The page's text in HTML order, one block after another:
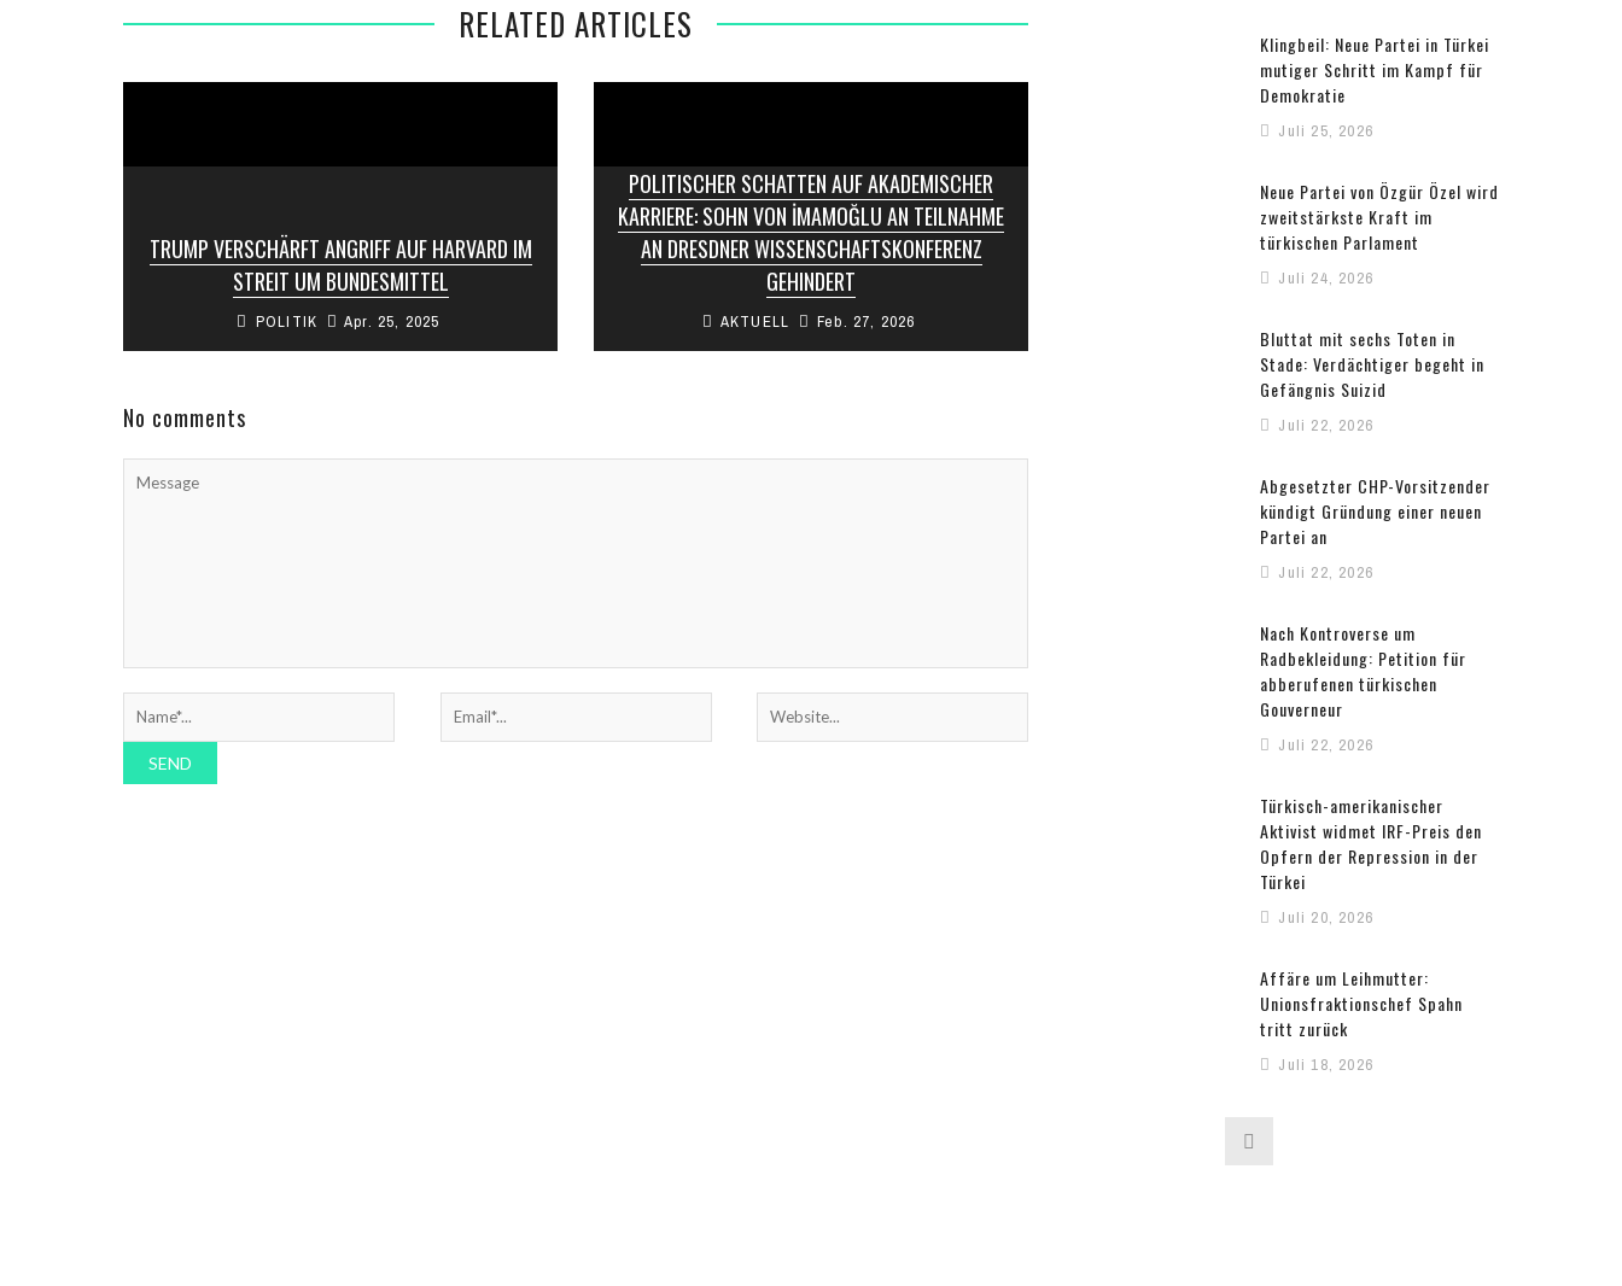
RELATED ARTICLES
TRUMP VERSCHÄRFT ANGRIFF AUF HARVARD IM
STREIT UM BUNDESMITTEL
Im eskalierenden Konflikt um Bundesmittel für
Universitäten hat US-Präsident Donald Trump
Universität scharf kritisiert. In ...
POLITIK Apr. 25, 2025
POLITISCHER SCHATTEN AUF AKADEMISCHER
KARRIERE: SOHN VON İMAMOĞLU AN TEILNAHME
AN DRESDNER WISSENSCHAFTSKONFERENZ
GEHINDERT
Die Ehefrau des Istanbuler Oberbürgermeisters
und Präsidentschaftskandidaten der
AKTUELL Feb. 27, 2026
No comments
Klingbeil: Neue Partei in Türkei
mutiger Schritt im Kampf für
Demokratie
Juli 25, 2026
Neue Partei von Özgür Özel wird
zweitstärkste Kraft im
türkischen Parlament
Juli 24, 2026
Bluttat mit sechs Toten in
Stade: Verdächtiger begeht in
Gefängnis Suizid
Juli 22, 2026
Abgesetzter CHP-Vorsitzender
kündigt Gründung einer neuen
Partei an
Juli 22, 2026
Nach Kontroverse um
Radbekleidung: Petition für
abberufenen türkischen
Gouverneur
Juli 22, 2026
Türkisch-amerikanischer
Aktivist widmet IRF-Preis den
Opfern der Repression in der
Türkei
Juli 20, 2026
Affäre um Leihmutter:
Unionsfraktionschef Spahn
tritt zurück
Juli 18, 2026